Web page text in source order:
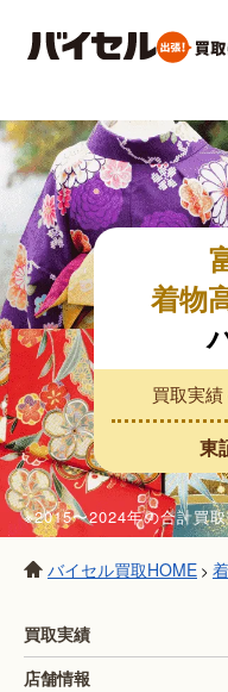
着物
買取実績
東
※2015〜2024年の合計買
バイセル買取HOME >
買取実績
店舗情報